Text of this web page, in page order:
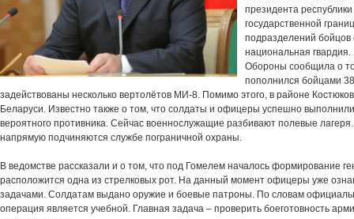
президента
государственной
подразделений бойцов
национальная
Обороны сообщила о
пополнился бойцами
задействованы несколько вертолётов МИ-8. Помимо этого, в районе
Беларуси. Известно также о том, что солдаты и офицеры успешно
вероятного противника. Сейчас военнослужащие разбивают полевые
напрямую подчиняются службе пограничной охраны.
В ведомстве рассказали и о том, что под Гомелем началось формирование
расположится одна из стрелковых рот. На данный момент офицеры уже
задачами. Солдатам выдано оружие и боевые патроны. По словам
операция является учебной. Главная задача – проверить боеготовность